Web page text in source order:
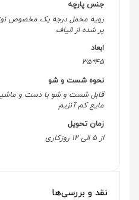
جنس پارچه
رویه مخمل درجه یک مخصوص
پر شده از الیاف
ابعاد
45*35
نحوه شست و شو
مایع کم آنزیم
زمان تحویل
از 5 الی 12 روزکاری
نقد و بررسی‌ها